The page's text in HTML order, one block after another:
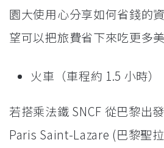
園大使用心分享如何省錢的
望可以把旅費省下來吃更多
火車（車程約 1.5 小時）
若搭乘法鐵 SNCF 從巴黎出
Paris Saint-Lazare (巴黎聖